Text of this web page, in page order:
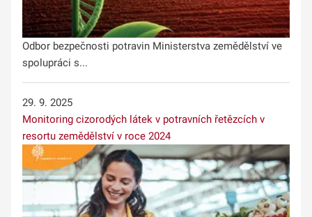
Odbor bezpečnosti potravin Ministerstva zemědělství ve
spolupráci s...
29. 9. 2025
Monitoring cizorodých látek v potravních řetězcích v
resortu zemědělství v roce 2024